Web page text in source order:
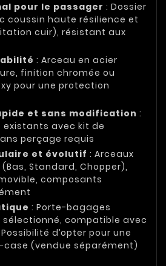
pour le passager : Dossier
coussin haute résilience et
cuir), résistant aux
: Arceau en acier
finition chromée ou
pour une protection
et sans modification :
existants avec kit de
perçage requis
et évolutif : Arceaux
Standard, Chopper),
composants
: Porte-bagages
compatible avec
d’opter pour une
(vendue séparément)